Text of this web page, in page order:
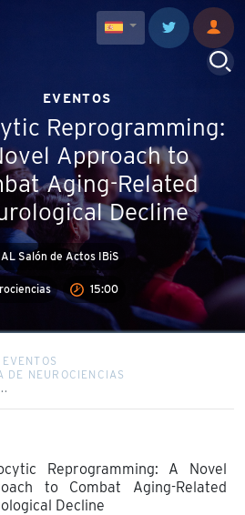
EVENTOS
Reprogramming:
Approach to
Aging-Related
Decline
Salón de Actos IBiS
15:00
EVENTOS
DE NEUROCIENCIAS
Reprogramming: A Novel
to Combat Aging-Related
Decline